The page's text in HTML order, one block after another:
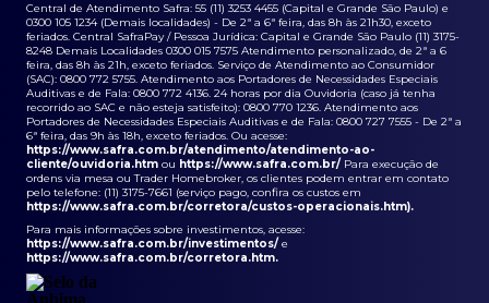
Central de Atendimento Safra: 55 (11) 3253 4455 (Capital e Grande São Paulo) e
0300 105 1234 (Demais localidades) - De 2ª a 6ª feira, das 8h às 21h30, exceto
feriados. Central SafraPay / Pessoa Jurídica: Capital e Grande São Paulo (11) 3175-
8248 Demais Localidades 0300 015 7575 Atendimento personalizado, de 2ª a 6
feira, das 8h às 21h, exceto feriados. Serviço de Atendimento ao Consumidor
(SAC): 0800 772 5755. Atendimento aos Portadores de Necessidades Especiais
Auditivas e de Fala: 0800 772 4136. 24 horas por dia Ouvidoria (caso já tenha
recorrido ao SAC e não esteja satisfeito): 0800 770 1236. Atendimento aos
Portadores de Necessidades Especiais Auditivas e de Fala: 0800 727 7555 - De 2ª a
6ª feira, das 9h às 18h, exceto feriados. Ou acesse:
https://www.safra.com.br/atendimento/atendimento-ao-
cliente/ouvidoria.htm ou https://www.safra.com.br/ Para execução de
ordens via mesa ou Trader Homebroker, os clientes podem entrar em contato
pelo telefone: (11) 3175-7661 (serviço pago, confira os custos em
https://www.safra.com.br/corretora/custos-operacionais.htm).
Para mais informações sobre investimentos, acesse:
https://www.safra.com.br/investimentos/ e
https://www.safra.com.br/corretora.htm.